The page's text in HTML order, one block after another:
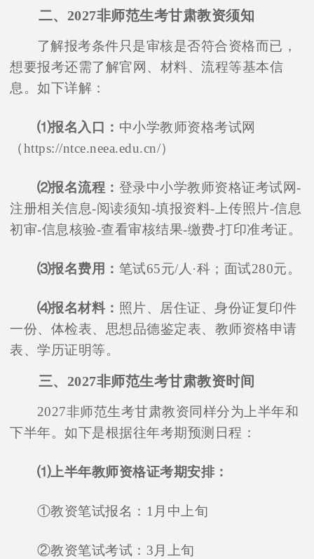
二、2027非师范生考甘肃教资须知
了解报考条件只是审核是否符合资格而已，
想要报考还需了解官网、材料、流程等基本信
息。如下详解：
⑴报名入口： 中小学教师资格考试网
（https://ntce.neea.edu.cn/）
⑵报名流程： 登录中小学教师资格证考试网-
注册相关信息-阅读须知-填报资料-上传照片-信息
初审-信息核验-查看审核结果-缴费-打印准考证。
⑶报名费用： 笔试65元/人·科；面试280元。
⑷报名材料： 照片、居住证、身份证复印件
一份、体检表、思想品德鉴定表、教师资格申请
表、学历证明等。
三、2027非师范生考甘肃教资时间
2027非师范生考甘肃教资同样分为上半年和
下半年。如下是根据往年考期预测日程：
⑴上半年教师资格证考期安排：
①教资笔试报名：1月中上旬
②教资笔试考试：3月上旬